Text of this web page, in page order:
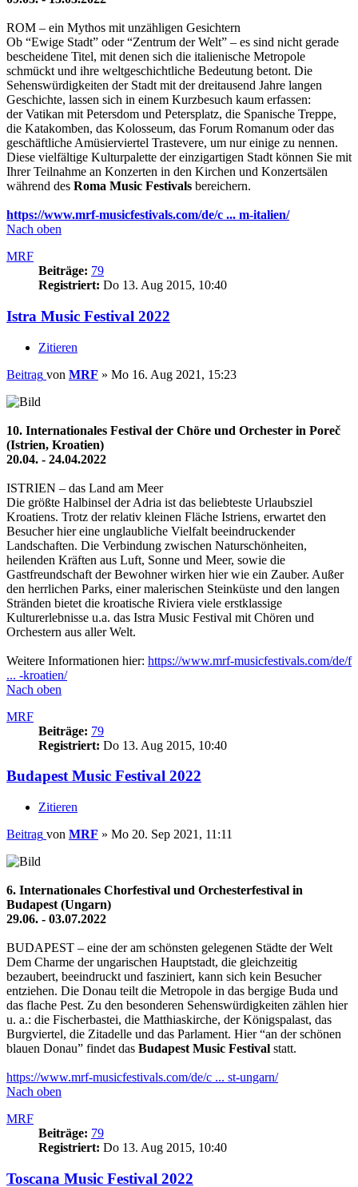
ROM – ein Mythos mit unzähligen Gesichtern
Ob “Ewige Stadt” oder “Zentrum der Welt” – es sind nicht gerade
bescheidene Titel, mit denen sich die italienische Metropole
schmückt und ihre weltgeschichtliche Bedeutung betont. Die
Sehenswürdigkeiten der Stadt mit der dreitausend Jahre langen
Geschichte, lassen sich in einem Kurzbesuch kaum erfassen:
der Vatikan mit Petersdom und Petersplatz, die Spanische Treppe,
die Katakomben, das Kolosseum, das Forum Romanum oder das
geschäftliche Amüsierviertel Trastevere, um nur einige zu nennen.
Diese vielfältige Kulturpalette der einzigartigen Stadt können Sie mit
Ihrer Teilnahme an Konzerten in den Kirchen und Konzertsälen
während des Roma Music Festivals bereichern.
https://www.mrf-musicfestivals.com/de/c ... m-italien/
Nach oben
MRF
Beiträge: 79
Registriert: Do 13. Aug 2015, 10:40
Istra Music Festival 2022
Zitieren
Beitrag von MRF » Mo 16. Aug 2021, 15:23
10. Internationales Festival der Chöre und Orchester in Poreč
(Istrien, Kroatien)
20.04. - 24.04.2022
ISTRIEN – das Land am Meer
Die größte Halbinsel der Adria ist das beliebteste Urlaubsziel
Kroatiens. Trotz der relativ kleinen Fläche Istriens, erwartet den
Besucher hier eine unglaubliche Vielfalt beeindruckender
Landschaften. Die Verbindung zwischen Naturschönheiten,
heilenden Kräften aus Luft, Sonne und Meer, sowie die
Gastfreundschaft der Bewohner wirken hier wie ein Zauber. Außer
den herrlichen Parks, einer malerischen Steinküste und den langen
Stränden bietet die kroatische Riviera viele erstklassige
Kulturerlebnisse u.a. das Istra Music Festival mit Chören und
Orchestern aus aller Welt.
Weitere Informationen hier: https://www.mrf-musicfestivals.com/de/f
... -kroatien/
Nach oben
MRF
Beiträge: 79
Registriert: Do 13. Aug 2015, 10:40
Budapest Music Festival 2022
Zitieren
Beitrag von MRF » Mo 20. Sep 2021, 11:11
6. Internationales Chorfestival und Orchesterfestival in
Budapest (Ungarn)
29.06. - 03.07.2022
BUDAPEST – eine der am schönsten gelegenen Städte der Welt
Dem Charme der ungarischen Hauptstadt, die gleichzeitig
bezaubert, beeindruckt und fasziniert, kann sich kein Besucher
entziehen. Die Donau teilt die Metropole in das bergige Buda und
das flache Pest. Zu den besonderen Sehenswürdigkeiten zählen hier
u. a.: die Fischerbastei, die Matthiaskirche, der Königspalast, das
Burgviertel, die Zitadelle und das Parlament. Hier “an der schönen
blauen Donau” findet das Budapest Music Festival statt.
https://www.mrf-musicfestivals.com/de/c ... st-ungarn/
Nach oben
MRF
Beiträge: 79
Registriert: Do 13. Aug 2015, 10:40
Toscana Music Festival 2022